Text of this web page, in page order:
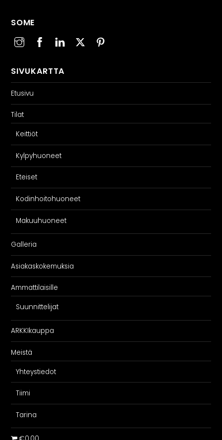
SOME
SIVUKARTTA
Etusivu
Tilat
Keittiöt
Kylpyhuoneet
Eteiset
Kodinhoitohuoneet
Makuuhuoneet
Galleria
Asiakaskokemuksia
Ammattilaisille
Suunnittelijat
ARKKIkauppa
Meistä
Yhteystiedot
Tiimi
Tarina